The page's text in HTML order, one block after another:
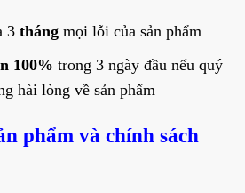
3thángmọi lỗi của sản phẩm
100% trong 3 ngày đầu nếu quý
hài lòng về sản phẩm
phẩm và chính sách